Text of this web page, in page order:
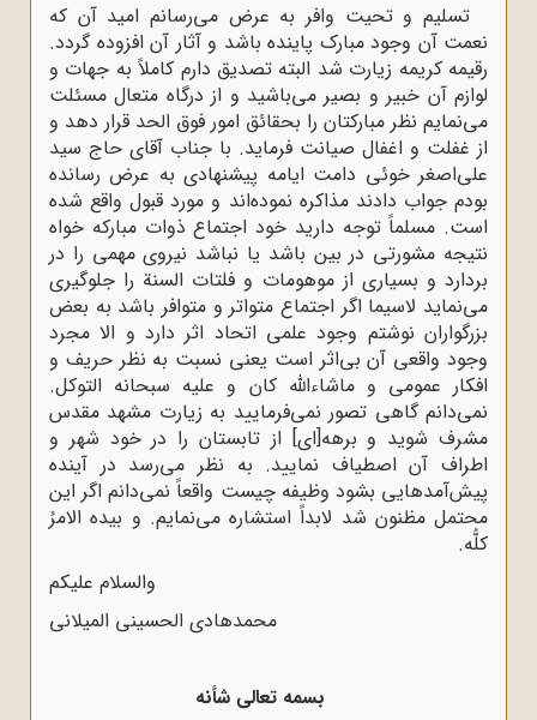
تسلیم و تحیت وافر به عرض مى‌رسانم امید آن که
نعمت آن وجود مبارک پاینده باشد و آثار آن افزوده گردد.
رقیمه کریمه زیارت شد البته تصدیق دارم کاملاً به جهات و
لوازم آن خبیر و بصیر مى‌باشید و از درگاه متعال مسئلت
مى‌نمایم نظر مبارکتان را بحقائق امور فوق الحد قرار دهد و
از غفلت و اغفال صیانت فرماید. با جناب آقاى حاج سید
على‌اصغر خوئى دامت ایامه پیشنهادى به عرض رسانده
بودم جواب دادند مذاکره نموده‌اند و مورد قبول واقع شده
است. مسلماً توجه دارید خود اجتماع ذوات مبارکه خواه
نتیجه مشورتى در بین باشد یا نباشد نیروى مهمى را در
بردارد و بسیارى از موهومات و فلتات السنة را جلوگیرى
مى‌نماید لاسیما اگر اجتماع متواتر و متوافر باشد به بعض
بزرگواران نوشتم وجود علمى اتحاد اثر دارد و الا مجرد
وجود واقعى آن بى‌اثر است یعنى نسبت به نظر حریف و
افکار عمومى و ماشاءاللّه‌ کان و علیه سبحانه التوکل.
نمى‌دانم گاهى تصور نمى‌فرمایید به زیارت مشهد مقدس
مشرف شوید و برهه[ای] از تابستان را در خود شهر و
اطراف آن اصطیاف نمایید. به نظر مى‌رسد در آینده
پیش‌آمدهایى بشود وظیفه چیست واقعاً نمى‌دانم اگر این
محتمل مظنون شد لابداً استشاره مى‌نمایم. و بیده ‌الامرُ
کلُّه.
والسلام علیکم
محمدهادى الحسینى المیلانى
بسمه تعالى شأنه